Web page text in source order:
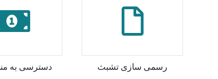
رسمی سازی تشبث دسترسی به